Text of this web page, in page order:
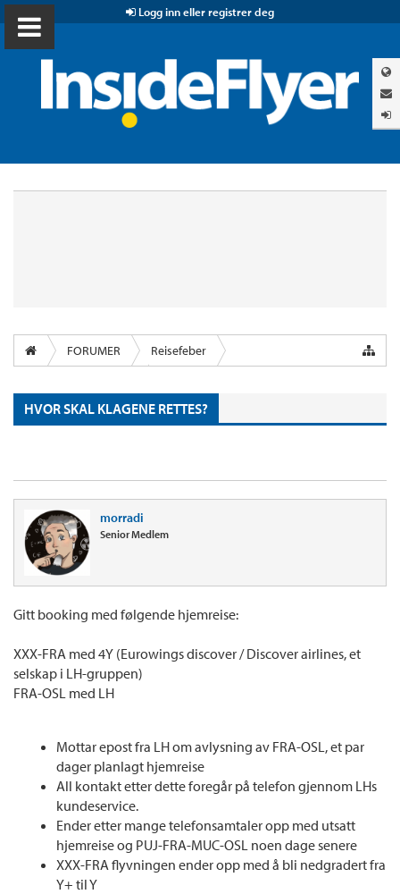
Logg inn eller registrer deg
FORUMER
Reisefeber
HVOR SKAL KLAGENE RETTES?
morradi
Senior Medlem
Gitt booking med følgende hjemreise:
XXX-FRA med 4Y (Eurowings discover / Discover airlines, et
selskap i LH-gruppen)
FRA-OSL med LH
Mottar epost fra LH om avlysning av FRA-OSL, et par
dager planlagt hjemreise
All kontakt etter dette foregår på telefon gjennom LHs
kundeservice.
Ender etter mange telefonsamtaler opp med utsatt
hjemreise og PUJ-FRA-MUC-OSL noen dage senere
XXX-FRA flyvningen ender opp med å bli nedgradert fra
Y+ til Y